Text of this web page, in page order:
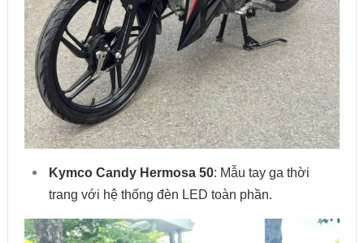
Kymco Candy Hermosa 50: Mẫu tay ga thời
trang với hệ thống đèn LED toàn phần.